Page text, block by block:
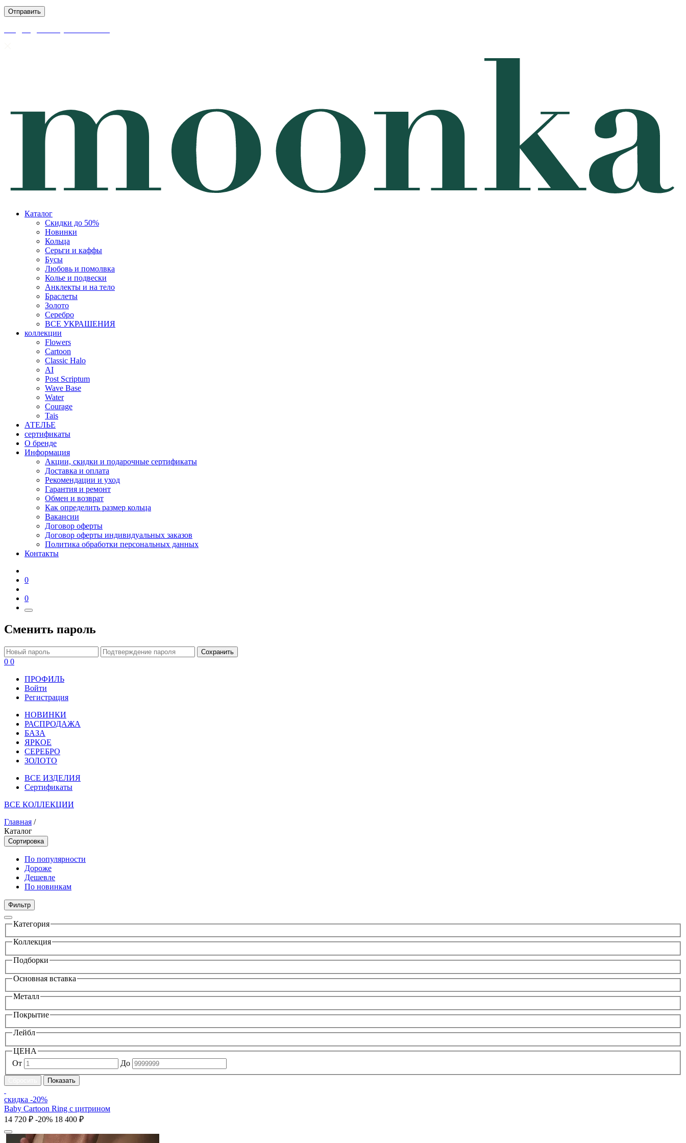
Каталог
Скидки до 50%
Новинки
Кольца
Серьги и каффы
Бусы
Любовь и помолвка
Колье и подвески
Анклекты и на тело
Браслеты
Золото
Серебро
ВСЕ УКРАШЕНИЯ
коллекции
Flowers
Cartoon
Classic Halo
AI
Post Scriptum
Wave Base
Water
Courage
Tais
АТЕЛЬЕ
сертификаты
О бренде
Информация
Акции, скидки и подарочные сертификаты
Доставка и оплата
Рекомендации и уход
Гарантия и ремонт
Обмен и возврат
Как определить размер кольца
Вакансии
Договор оферты
Договор оферты индивидуальных заказов
Политика обработки персональных данных
Контакты
0
0
Сменить пароль
Сохранить
0 0
ПРОФИЛЬ
Войти
Регистрация
НОВИНКИ
РАСПРОДАЖА
БАЗА
ЯРКОЕ
СЕРЕБРО
ЗОЛОТО
ВСЕ ИЗДЕЛИЯ
Сертификаты
ВСЕ КОЛЛЕКЦИИ
Главная /
Каталог
Сортировка
По популярности
Дороже
Дешевле
По новинкам
Фильтр
Категория
Коллекция
Подборки
Основная вставка
Металл
Покрытие
Лейбл
ЦЕНА
От
До
скидка -20%
Baby Cartoon Ring с цитрином
14 720 ₽ -20% 18 400 ₽